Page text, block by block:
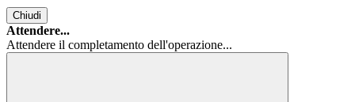
Chiudi
Attendere...
Attendere il completamento dell'operazione...